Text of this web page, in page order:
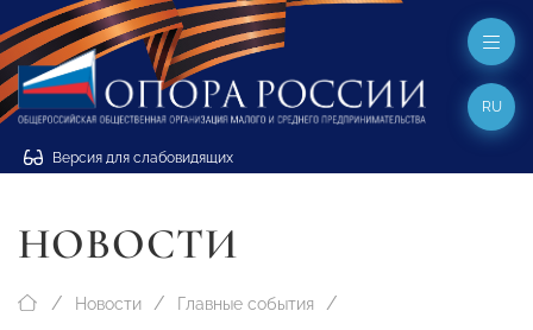
Версия для слабовидящих
RU
НОВОСТИ
Новости Главные события